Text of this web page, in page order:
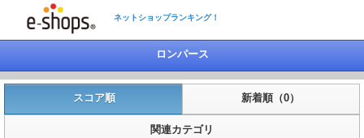
ネットショップランキング！
ロンパース
スコア順 新着順（0）
関連カテゴリ